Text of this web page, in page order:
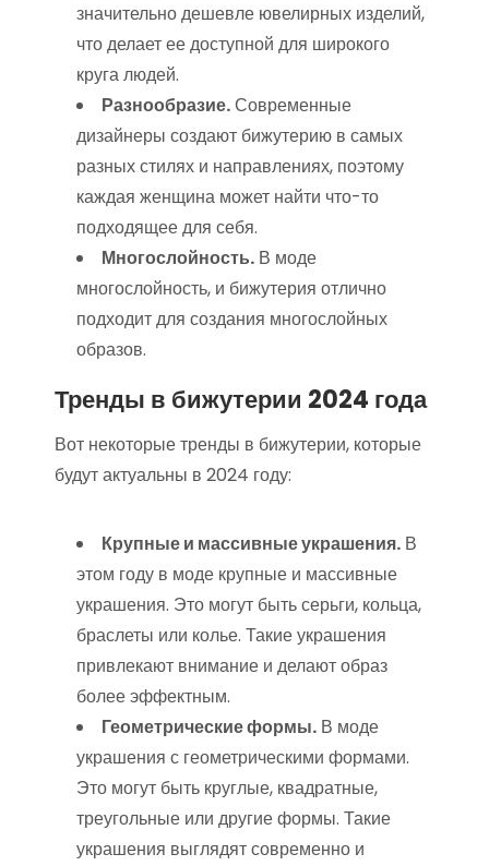
значительно дешевле ювелирных изделий,
что делает ее доступной для широкого
круга людей.
Разнообразие.Современные
дизайнеры создают бижутерию в самых
разных стилях и направлениях, поэтому
каждая женщина может найти что-то
подходящее для себя.
Многослойность. В моде
многослойность, и бижутерия отлично
подходит для создания многослойных
образов.
Тренды в бижутерии 2024 года
Вот некоторые тренды в бижутерии, которые
будут актуальны в 2024 году:
Крупные и массивные украшения. В
этом году в моде крупные и массивные
украшения. Это могут быть серьги, кольца,
браслеты или колье. Такие украшения
привлекают внимание и делают образ
более эффектным.
Геометрические формы. В моде
украшения с геометрическими формами.
Это могут быть круглые, квадратные,
треугольные или другие формы. Такие
украшения выглядят современно и